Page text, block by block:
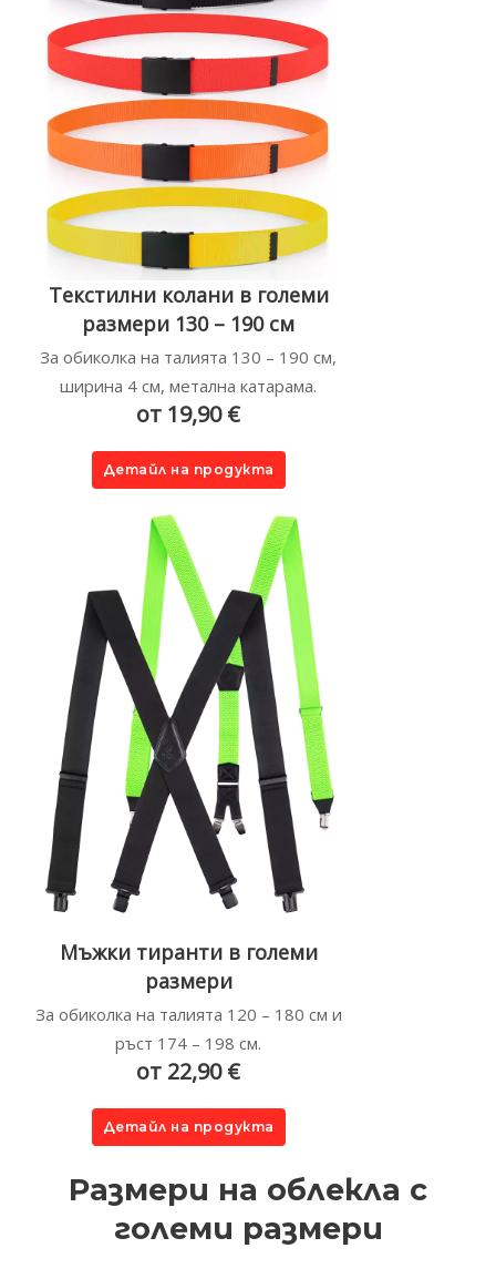
Текстилни колани в големи
размери 130 – 190 см
За обиколка на талията 130 – 190 см,
ширина 4 см, метална катарама.
от 19,90 €
Детайл на продукта
Мъжки тиранти в големи
размери
За обиколка на талията 120 – 180 см и
ръст 174 – 198 см.
от 22,90 €
Детайл на продукта
Размери на облекла с
големи размери